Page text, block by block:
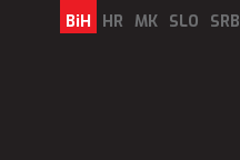
BiH HR MK SLO SRB